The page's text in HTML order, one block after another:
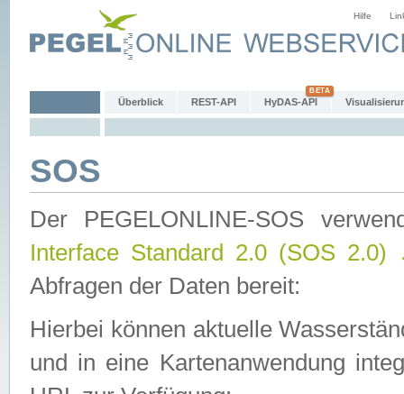
Hilfe
Überblick REST-API HyDAS-API
SOS
Der PEGELONLINE-SOS
Interface Standard 2.0 (SOS 2.0)
Abfragen der Daten bereit:
Hierbei können aktuelle
und in eine Kartenanwendung